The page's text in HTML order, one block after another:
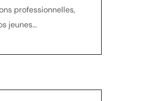
professionnelles,
jeunes...